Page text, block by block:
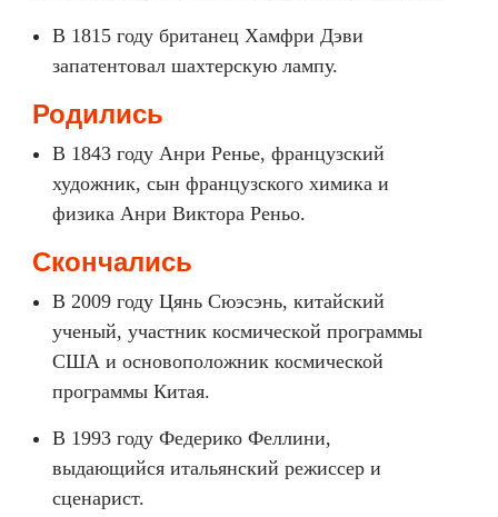
В 1815 году британец Хамфри Дэви
запатентовал шахтерскую лампу.
Родились
В 1843 году Анри Ренье, французский
художник, сын французского химика и
физика Анри Виктора Реньо.
Скончались
В 2009 году Цянь Сюэсэнь, китайский
ученый, участник космической программы
США и основоположник космической
программы Китая.
В 1993 году Федерико Феллини,
выдающийся итальянский режиссер и
сценарист.